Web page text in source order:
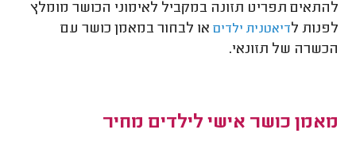
להתאים תפריט תזונה במקביל לאימוני הכושר מומלץ
לפנות לדיאטנית ילדים או לבחור במאמן כושר עם
הכשרה של תזונאי.
מאמן כושר אישי לילדים מחיר